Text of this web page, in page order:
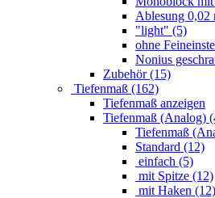
Ablesung 0,02
"light" (5)
ohne
Nonius
Zubehör (15)
Tiefenmaß (162)
Tiefenmaß anzeigen
Tiefenmaß (Analog)
Tiefenmaß
Standard (12)
einfach (5)
mit Spitze (12)
mit Haken (12)